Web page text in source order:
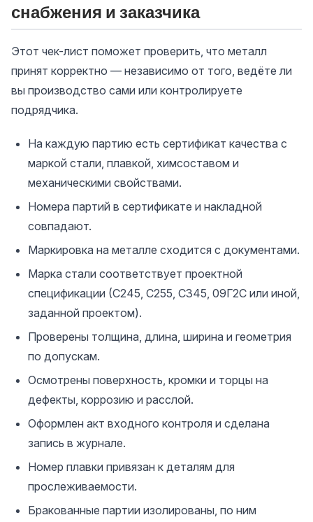
снабжения и заказчика
Этот чек-лист поможет проверить, что металл
принят корректно — независимо от того, ведёте ли
вы производство сами или контролируете
подрядчика.
На каждую партию есть сертификат качества с
маркой стали, плавкой, химсоставом и
механическими свойствами.
Номера партий в сертификате и накладной
совпадают.
Маркировка на металле сходится с документами.
Марка стали соответствует проектной
спецификации (С245, С255, С345, 09Г2С или иной,
заданной проектом).
Проверены толщина, длина, ширина и геометрия
по допускам.
Осмотрены поверхность, кромки и торцы на
дефекты, коррозию и расслой.
Оформлен акт входного контроля и сделана
запись в журнале.
Номер плавки привязан к деталям для
прослеживаемости.
Бракованные партии изолированы, по ним